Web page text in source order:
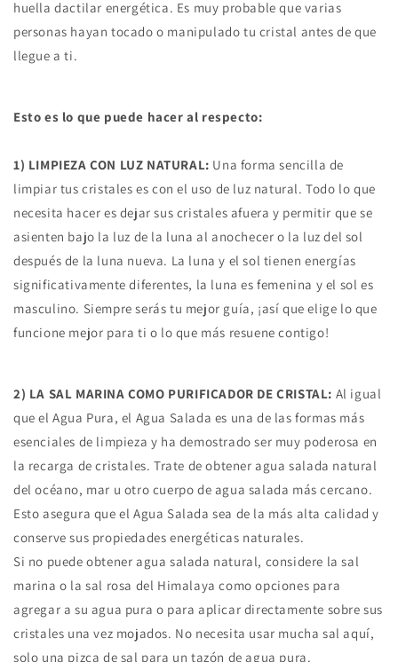
huella dactilar energética. Es muy probable que varias
personas hayan tocado o manipulado tu cristal antes de que
llegue a ti.
Esto es lo que puede hacer al respecto:
1) LIMPIEZA CON LUZ NATURAL: Una forma sencilla de
limpiar tus cristales es con el uso de luz natural. Todo lo que
necesita hacer es dejar sus cristales afuera y permitir que se
asienten bajo la luz de la luna al anochecer o la luz del sol
después de la luna nueva. La luna y el sol tienen energías
significativamente diferentes, la luna es femenina y el sol es
masculino. Siempre serás tu mejor guía, ¡así que elige lo que
funcione mejor para ti o lo que más resuene contigo!
2) LA SAL MARINA COMO PURIFICADOR DE CRISTAL: Al igual
que el Agua Pura, el Agua Salada es una de las formas más
esenciales de limpieza y ha demostrado ser muy poderosa en
la recarga de cristales. Trate de obtener agua salada natural
del océano, mar u otro cuerpo de agua salada más cercano.
Esto asegura que el Agua Salada sea de la más alta calidad y
conserve sus propiedades energéticas naturales.
Si no puede obtener agua salada natural, considere la sal
marina o la sal rosa del Himalaya como opciones para
agregar a su agua pura o para aplicar directamente sobre sus
cristales una vez mojados. No necesita usar mucha sal aquí,
solo una pizca de sal para un tazón de agua pura.